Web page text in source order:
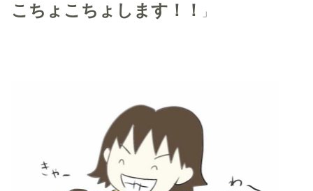
こちょこちょします！！ 」